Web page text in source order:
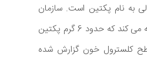
به نام پکتین است. سازمان
ایمنی غذای اروپا توصیه می کند که حدود 6 گرم پکتین
کلسترول خون گزارش شده